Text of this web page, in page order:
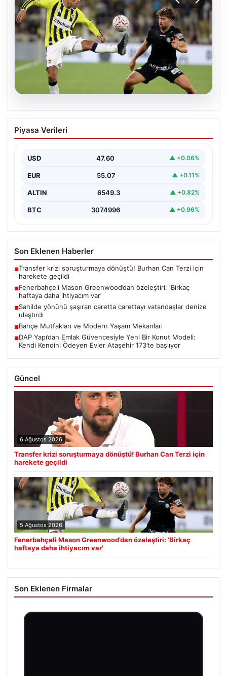
Fenerbahçeli Mason Greenwood’dan
özeleştiri: ‘Birkaç haftaya daha
Piyasa Verileri
USD 47.60 ▲ +0.06%
EUR 55.07 ▲ +0.11%
ALTIN 6549.3 ▲ +0.82%
BTC 3074996 ▲ +0.96%
Son Eklenen Haberler
■Transfer krizi soruşturmaya dönüştü! Burhan Can Terzi için
harekete geçildi
■Fenerbahçeli Mason Greenwood’dan özeleştiri: ‘Birkaç
haftaya daha ihtiyacım var’
■Sahilde yönünü şaşıran caretta carettayı vatandaşlar denize
ulaştırdı
■Bahçe Mutfakları ve Modern Yaşam Mekanları
■DAP Yapı’dan Emlak Güvencesiyle Yeni Bir Konut Modeli:
Kendi Kendini Ödeyen Evler Ataşehir 173’te başlıyor
Güncel
6 Ağustos 2026
Transfer krizi soruşturmaya dönüştü! Burhan Can Terzi için
harekete geçildi
5 Ağustos 2026
Fenerbahçeli Mason Greenwood’dan özeleştiri: ‘Birkaç
haftaya daha ihtiyacım var’
Son Eklenen Firmalar